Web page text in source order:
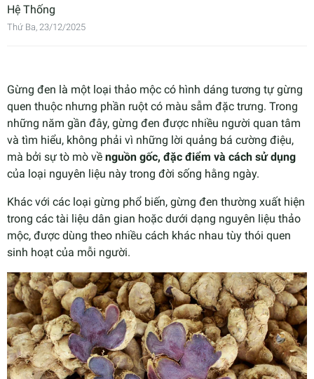
Hệ Thống
Thứ Ba, 23/12/2025
Gừng đen là một loại thảo mộc có hình dáng tương tự gừng
quen thuộc nhưng phần ruột có màu sẫm đặc trưng. Trong
những năm gần đây, gừng đen được nhiều người quan tâm
và tìm hiểu, không phải vì những lời quảng bá cường điệu,
mà bởi sự tò mò về nguồn gốc, đặc điểm và cách sử dụng
của loại nguyên liệu này trong đời sống hằng ngày.
Khác với các loại gừng phổ biến, gừng đen thường xuất hiện
trong các tài liệu dân gian hoặc dưới dạng nguyên liệu thảo
mộc, được dùng theo nhiều cách khác nhau tùy thói quen
sinh hoạt của mỗi người.